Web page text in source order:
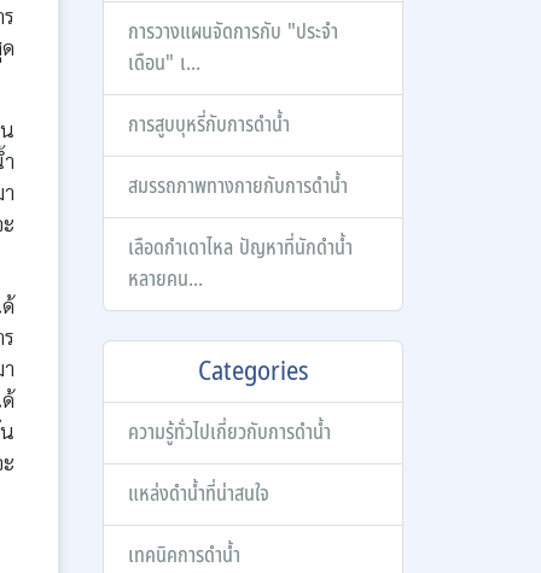
การวางแผนจัดการกับ "ประจำ
เดือน" เ...
การสูบบุหรี่กับการดำน้ำ
สมรรถภาพทางกายกับการดำน้ำ
เลือดกำเดาไหล ปัญหาที่นักดำน้ำ
หลายคน...
Categories
ความรู้ทั่วไปเกี่ยวกับการดำน้ำ
แหล่งดำน้ำที่น่าสนใจ
เทคนิคการดำน้ำ